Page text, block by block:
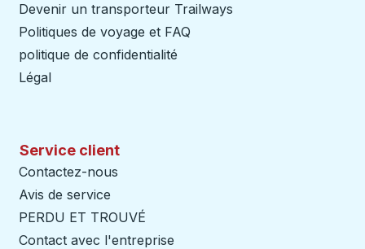
Devenir un transporteur Trailways
Politiques de voyage et FAQ
politique de confidentialité
Légal
Service client
Contactez-nous
Avis de service
PERDU ET TROUVÉ
Contact avec l'entreprise